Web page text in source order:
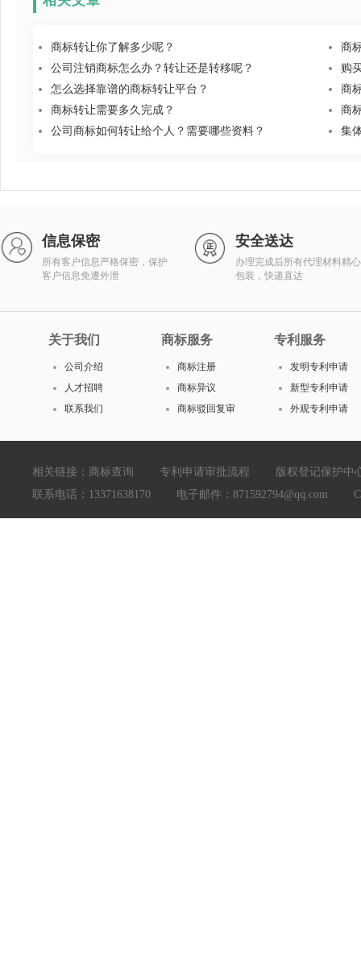
商标转让你了解多少呢？
商
公司注销商标怎么办？转让还是转移呢？
购
怎么选择靠谱的商标转让平台？
商
商标转让需要多久完成？
商
公司商标如何转让给个人？需要哪些资料？
集
信息保密
所有客户信息严格保密，保护
客户信息免遭外泄
安全送达
办理完成后所有代理材料精心
包装，快递直达
关于我们
公司介绍
人才招聘
联系我们
商标服务
商标注册
商标异议
商标驳回复审
专利服务
发明专利申请
新型专利申请
外观专利申请
相关链接： 商标查询 专利申请审批流程
版权登记保护中
联系电话：13371638170 电子邮件：871592794@qq.com